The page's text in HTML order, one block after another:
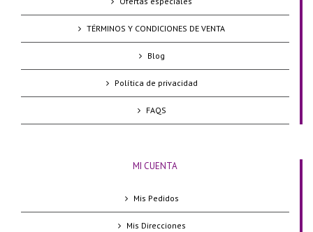
TÉRMINOS Y CONDICIONES DE VENTA
Blog
Política de privacidad
FAQS
MI CUENTA
Mis Pedidos
Mis Direcciones